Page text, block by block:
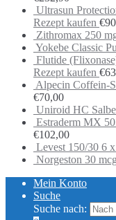
Ultrasun
Rezept kaufen €
Zithromax 250
Yokebe Classic
Flutide
Rezept kaufen €
Alpecin Coffein-
€70,00
Uniroid HC
Estraderm MX
€102,00
Levest 150/30 6
Norgeston 30
Mein Konto
Suche
Suche nach: